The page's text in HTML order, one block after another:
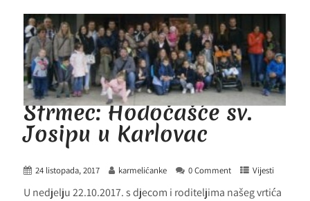
Strmec: Hodočašće sv.
Josipu u Karlovac
24 listopada, 2017 karmelićanke 0 Comment Vijesti
U nedjelju 22.10.2017. s djecom i roditeljima našeg vrtića